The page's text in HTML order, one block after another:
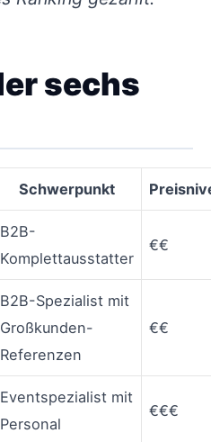
sechs
Schwerpunkt
B2B-
Komplettausstatter
€€
B2B-Spezialist mit
Großkunden-
Referenzen
€€
Eventspezialist mit
Personal
€€€